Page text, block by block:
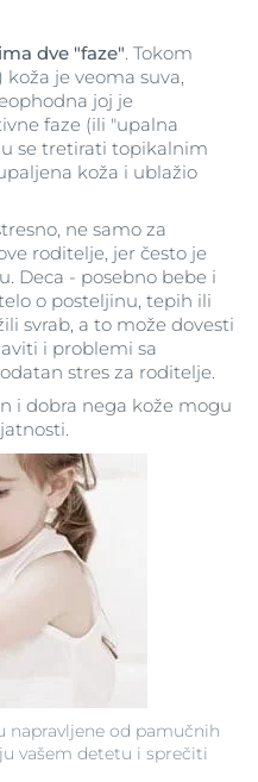
napravljene od pamučnih
vašem detetu i sprečiti
dve "faze". Tokom
je veoma suva,
joj je
faze (ili "upalna
se tretirati topikalnim
koža i ublažio
ne samo za
roditelje, jer često je
Deca - posebno bebe i
o posteljinu, tepih ili
svrab, a to može dovesti
i problemi sa
stres za roditelje.
i dobra nega kože mogu